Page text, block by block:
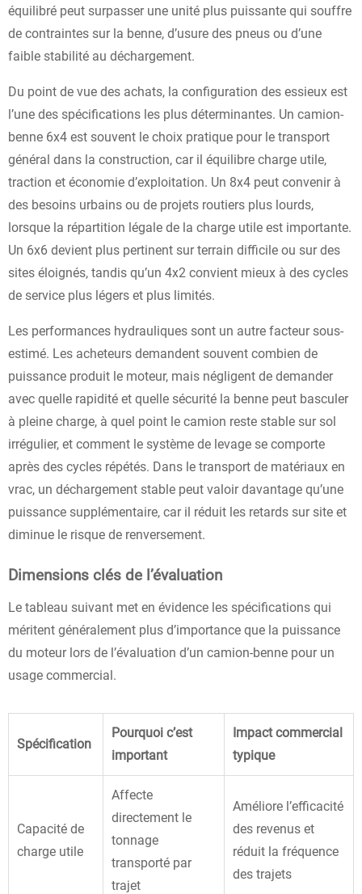
équilibré peut surpasser une unité plus puissante qui souffre
de contraintes sur la benne, d’usure des pneus ou d’une
faible stabilité au déchargement.
Du point de vue des achats, la configuration des essieux est
l’une des spécifications les plus déterminantes. Un camion-
benne 6x4 est souvent le choix pratique pour le transport
général dans la construction, car il équilibre charge utile,
traction et économie d’exploitation. Un 8x4 peut convenir à
des besoins urbains ou de projets routiers plus lourds,
lorsque la répartition légale de la charge utile est importante.
Un 6x6 devient plus pertinent sur terrain difficile ou sur des
sites éloignés, tandis qu’un 4x2 convient mieux à des cycles
de service plus légers et plus limités.
Les performances hydrauliques sont un autre facteur sous-
estimé. Les acheteurs demandent souvent combien de
puissance produit le moteur, mais négligent de demander
avec quelle rapidité et quelle sécurité la benne peut basculer
à pleine charge, à quel point le camion reste stable sur sol
irrégulier, et comment le système de levage se comporte
après des cycles répétés. Dans le transport de matériaux en
vrac, un déchargement stable peut valoir davantage qu’une
puissance supplémentaire, car il réduit les retards sur site et
diminue le risque de renversement.
Dimensions clés de l’évaluation
Le tableau suivant met en évidence les spécifications qui
méritent généralement plus d’importance que la puissance
du moteur lors de l’évaluation d’un camion-benne pour un
usage commercial.
Spécification
Pourquoi c’est
important
Impact commercial
typique
Capacité de
charge utile
Affecte
directement le
tonnage
transporté par
trajet
Améliore l’efficacité
des revenus et
réduit la fréquence
des trajets